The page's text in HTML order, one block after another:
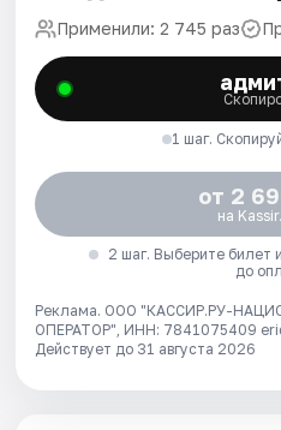
Применили: 2 745 раз
1 шаг.
от 2
на
2 шаг. Выберите билет
до
Реклама. ООО "КАССИР.РУ-
ОПЕРАТОР", ИНН: 7841075409
Действует до 31 августа 2026